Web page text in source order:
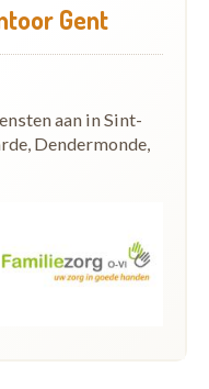
Gent
aan in Sint-
Dendermonde,